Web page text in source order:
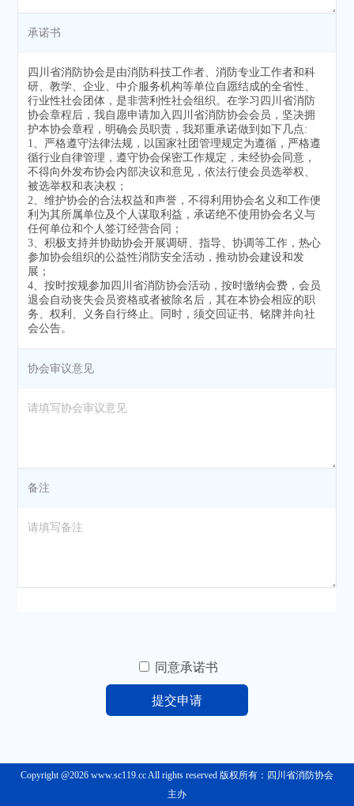
承诺书
四川省消防协会是由消防科技工作者、消防专业工作者和科
研、教学、企业、中介服务机构等单位自愿结成的全省性、
行业性社会团体，是非营利性社会组织。在学习四川省消防
协会章程后，我自愿申请加入四川省消防协会会员，坚决拥
护本协会章程，明确会员职责，我郑重承诺做到如下几点:
1、严格遵守法律法规，以国家社团管理规定为遵循，严格遵
循行业自律管理，遵守协会保密工作规定，未经协会同意，
不得向外发布协会内部决议和意见，依法行使会员选举权、
被选举权和表决权；
2、维护协会的合法权益和声誉，不得利用协会名义和工作便
利为其所属单位及个人谋取利益，承诺绝不使用协会名义与
任何单位和个人签订经营合同；
3、积极支持并协助协会开展调研、指导、协调等工作，热心
参加协会组织的公益性消防安全活动，推动协会建设和发
展；
4、按时按规参加四川省消防协会活动，按时缴纳会费，会员
退会自动丧失会员资格或者被除名后，其在本协会相应的职
务、权利、义务自行终止。同时，须交回证书、铭牌并向社
会公告。
协会审议意见
备注
同意承诺书
Copyright @2026 www.sc119.cc All rights reserved 版权所有：四川省消防协会
主办